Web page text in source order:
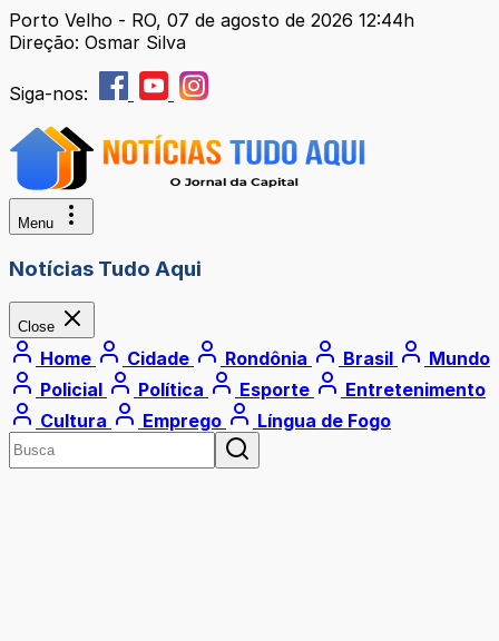
Porto Velho - RO, 07 de agosto de 2026 12:44h
Direção: Osmar Silva
Siga-nos:
Menu
Notícias Tudo Aqui
Close
Home Cidade Rondônia Brasil
Mundo
Policial
Política Esporte
Entretenimento
Cultura
Emprego Língua de Fogo